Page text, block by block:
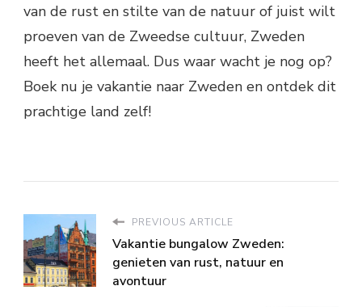
van de rust en stilte van de natuur of juist wilt
proeven van de Zweedse cultuur, Zweden
heeft het allemaal. Dus waar wacht je nog op?
Boek nu je vakantie naar Zweden en ontdek dit
prachtige land zelf!
PREVIOUS ARTICLE
Vakantie bungalow Zweden:
genieten van rust, natuur en
avontuur